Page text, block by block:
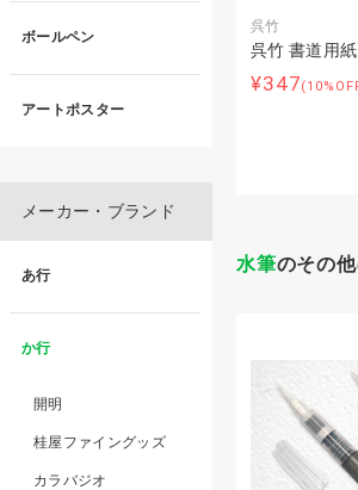
呉竹
呉竹 書道用
¥347
水筆のその
ボールペン
アートポスター
メーカー・ブランド
あ行
か行
開明
桂屋ファイングッズ
カラバジオ